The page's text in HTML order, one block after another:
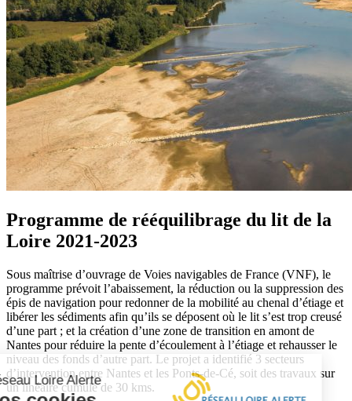
Programme de rééquilibrage du lit de la
Loire 2021-2023
Sous maîtrise d’ouvrage de Voies navigables de France (VNF), le
programme prévoit l’abaissement, la réduction ou la suppression des
épis de navigation pour redonner de la mobilité au chenal d’étiage et
libérer les sédiments afin qu’ils se déposent où le lit s’est trop creusé
d’une part ; et la création d’une zone de transition en amont de
Nantes pour réduire la pente d’écoulement à l’étiage et rehausser le
niveau des fonds d’autre part. Le projet a identifié 3 secteurs
d’intervention entre Nantes et les Ponts-de-Cé, soit des travaux sur
un linéaire cumulé de 30 kms.
Réseau Loire Alerte